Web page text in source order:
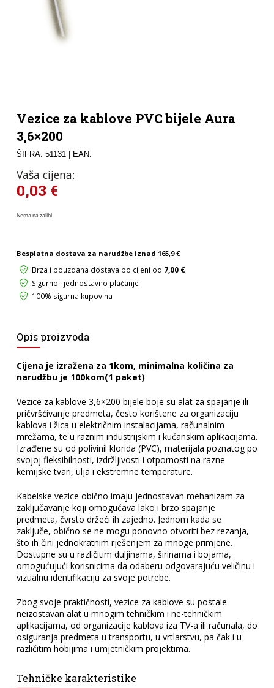
Vezice za kablove PVC bijele Aura
3,6×200
ŠIFRA: 51131 | EAN:
Vaša cijena:
0,03 €
Nema na zalihi
Besplatna dostava za narudžbe iznad 165,9 €
Brza i pouzdana dostava po cijeni od 7,00 €
Sigurno i jednostavno plaćanje
100% sigurna kupovina
Opis proizvoda
Cijena je izražena za 1kom, minimalna količina za
narudžbu je 100kom(1 paket)
Vezice za kablove 3,6×200 bijele boje su alat za spajanje ili
pričvršćivanje predmeta, često korištene za organizaciju
kablova i žica u električnim instalacijama, računalnim
mrežama, te u raznim industrijskim i kućanskim aplikacijama.
Izrađene su od polivinil klorida (PVC), materijala poznatog po
svojoj fleksibilnosti, izdržljivosti i otpornosti na razne
kemijske tvari, ulja i ekstremne temperature.
Kabelske vezice obično imaju jednostavan mehanizam za
zaključavanje koji omogućava lako i brzo spajanje
predmeta, čvrsto držeći ih zajedno. Jednom kada se
zaključe, obično se ne mogu ponovno otvoriti bez rezanja,
što ih čini jednokratnim rješenjem za mnoge primjene.
Dostupne su u različitim duljinama, širinama i bojama,
omogućujući korisnicima da odaberu odgovarajuću veličinu i
vizualnu identifikaciju za svoje potrebe.
Zbog svoje praktičnosti, vezice za kablove su postale
neizostavan alat u mnogim tehničkim i ne-tehničkim
aplikacijama, od organizacije kablova iza TV-a ili računala, do
osiguranja predmeta u transportu, u vrtlarstvu, pa čak i u
različitim hobijima i umjetničkim projektima.
Tehničke karakteristike